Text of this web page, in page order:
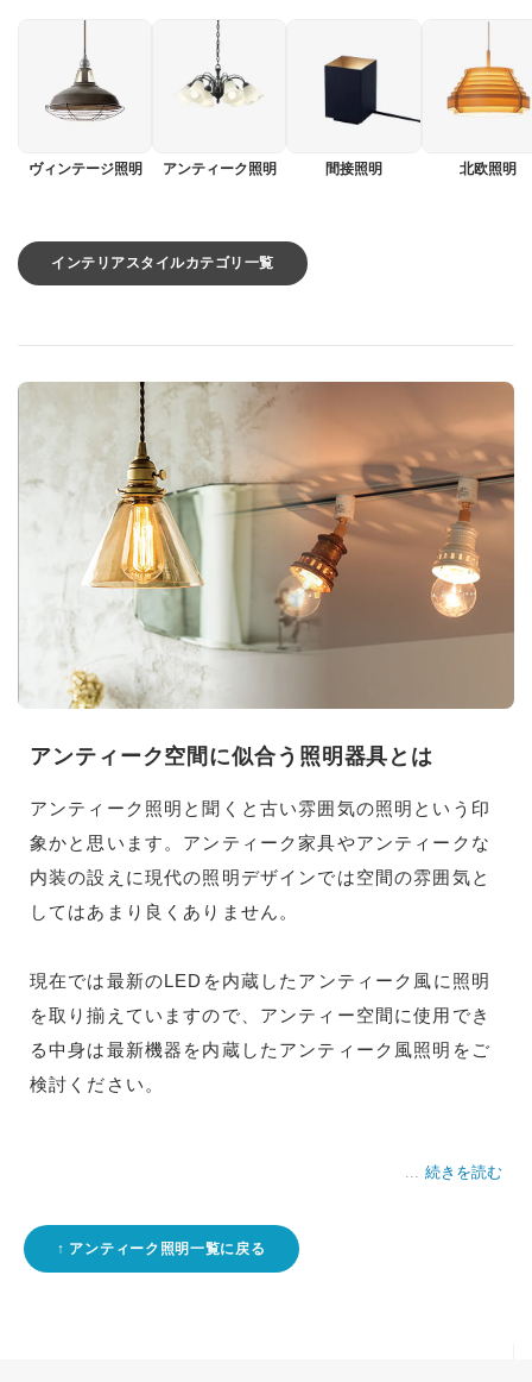
ヴィンテージ照明 アンティーク照明 間接照明 北欧照明
インテリアスタイルカテゴリ一覧
アンティーク空間に似合う照明器具とは
アンティーク照明と聞くと古い雰囲気の照明という印
象かと思います。アンティーク家具やアンティークな
内装の設えに現代の照明デザインでは空間の雰囲気と
してはあまり良くありません。
現在では最新のLEDを内蔵したアンティーク風に照明
を取り揃えていますので、アンティー空間に使用でき
る中身は最新機器を内蔵したアンティーク風照明をご
検討ください。
続きを読む
アンティーク照明一覧に戻る